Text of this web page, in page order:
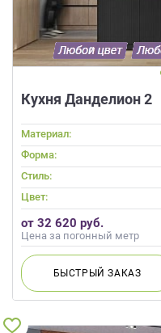
Кухня Данделион 2
Материал:
Форма:
Стиль:
Цвет:
от 32 620 руб.
Цена за погонный метр
БЫСТРЫЙЗАКАЗ